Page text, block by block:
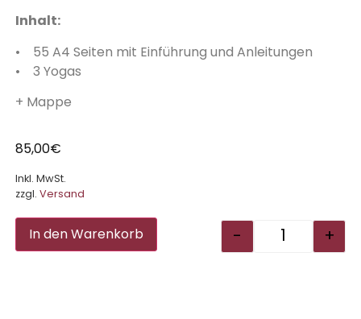
Inhalt:
• 55 A4 Seiten mit Einführung und Anleitungen
• 3 Yogas
+ Mappe
85,00€
Inkl. MwSt.
zzgl. Versand
- +
In den Warenkorb Alternative: